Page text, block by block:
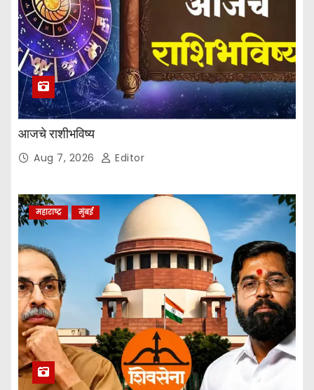
:
आजचे राशीभविष्य
Aug 7, 2026 Editor
महाराष्ट्र मुंबई